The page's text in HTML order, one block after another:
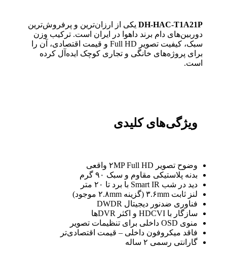
DH-HAC-T1A21P یکی از ارزان‌ترین و پرفروش‌ترین
دوربین‌های دام برند داهوا در ایران است. ترکیب وزن
سبک، کیفیت تصویر Full HD و قیمت اقتصادی، آن را
برای پروژه‌های خانگی و تجاری کوچک ایده‌آل کرده
است.
ویژگی‌های کلیدی
وضوح تصویر ۲MP Full HD واقعی
بدنه پلاستیکی مقاوم و سبک ۹۰ گرم
دید در شب Smart IR با برد تا ۲۰ متر
لنز ثابت ۳.۶mm (گزینه ۲.۸mm موجود)
فناوری ضدنور دیجیتال DWDR
سازگار با HDCVI و اکثر DVRها
منوی OSD داخلی برای تنظیمات تصویر
فاقد میکروفون داخلی – قیمت اقتصادی‌تر
گارانتی رسمی ۲ ساله